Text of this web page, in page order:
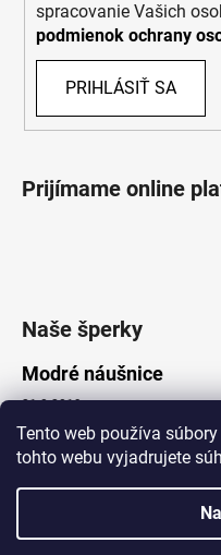
Tento web používa
tohto webu vyjadrujete
spracovanie Vašich
podmienok ochrany
PRIHLÁSIŤ SA
Prijímame online
Naše šperky
Modré náušnice
21.8.2019
Upraviť